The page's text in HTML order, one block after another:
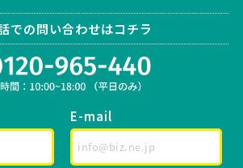
での問い合わせはコチラ
E-mail
> 司法書士
して決めたい 依頼地域
業支援 [事業の場合選択] 建設業 [対応スピード]
] 法人設立 [ご希望・ご要望]
士への相談・問合せ